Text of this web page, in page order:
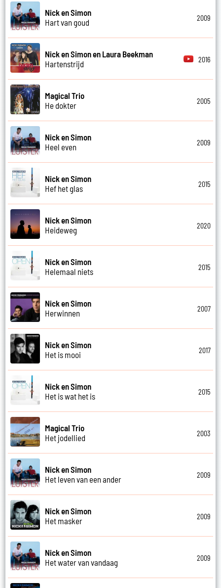
Nick en Simon
Hart van goud
2009
Nick en Simon en Laura Beekman
Hartenstrijd
2016
Magical Trio
He dokter
2005
Nick en Simon
Heel even
2009
Nick en Simon
Hef het glas
2015
Nick en Simon
Heideweg
2020
Nick en Simon
Helemaal niets
2015
Nick en Simon
Herwinnen
2007
Nick en Simon
Het is mooi
2017
Nick en Simon
Het is wat het is
2015
Magical Trio
Het jodellied
2003
Nick en Simon
Het leven van een ander
2009
Nick en Simon
Het masker
2009
Nick en Simon
Het water van vandaag
2009